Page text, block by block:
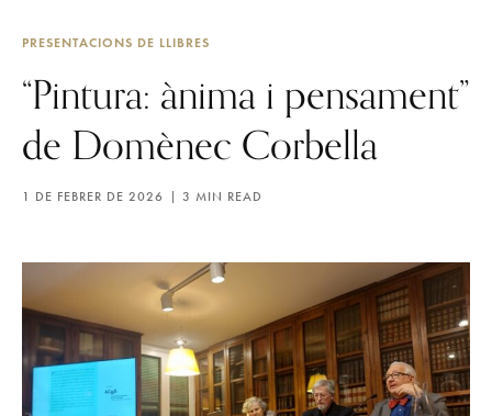
PRESENTACIONS DE LLIBRES
“Pintura: ànima i pensament”
de Domènec Corbella
1 DE FEBRER DE 2026 3 MIN READ